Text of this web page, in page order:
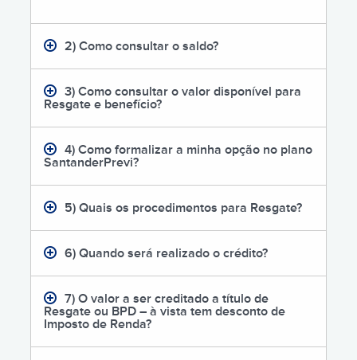
2) Como consultar o saldo?
3) Como consultar o valor disponível para
Resgate e benefício?
4) Como formalizar a minha opção no plano
SantanderPrevi?
5) Quais os procedimentos para Resgate?
6) Quando será realizado o crédito?
7) O valor a ser creditado a título de
Resgate ou BPD – à vista tem desconto de
Imposto de Renda?